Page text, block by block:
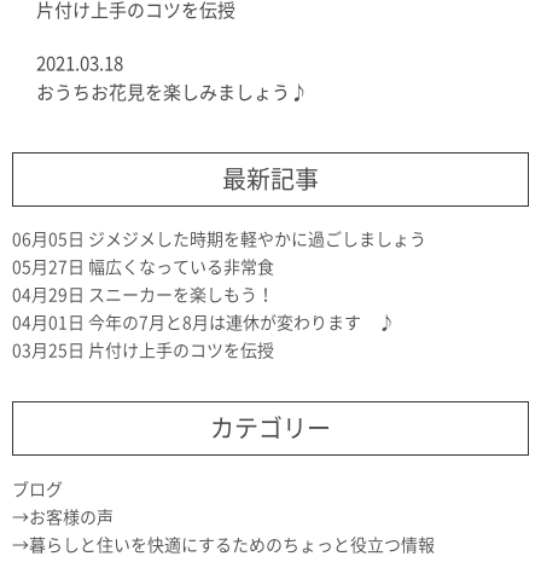
片付け上手のコツを伝授
2021.03.18
おうちお花見を楽しみましょう♪
最新記事
06月05日 ジメジメした時期を軽やかに過ごしましょう
05月27日 幅広くなっている非常食
04月29日 スニーカーを楽しもう！
04月01日 今年の7月と8月は連休が変わります ♪
03月25日 片付け上手のコツを伝授
カテゴリー
ブログ
お客様の声
暮らしと住いを快適にするためのちょっと役立つ情報